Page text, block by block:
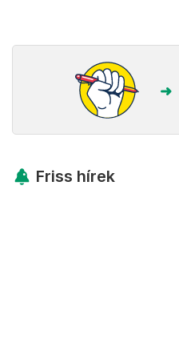
Friss hírek